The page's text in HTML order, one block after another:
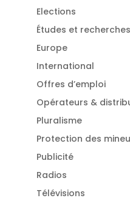
Elections
Études et recherches
Europe
International
Offres d’emploi
Opérateurs &
Pluralisme
Protection des
Publicité
Radios
Télévisions